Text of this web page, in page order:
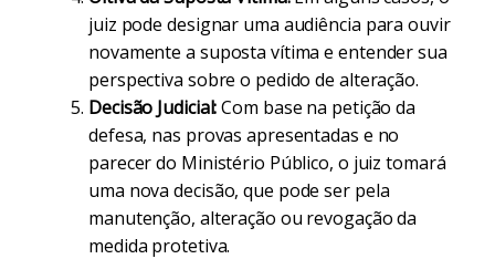
juiz pode designar uma audiência para ouvir
novamente a suposta vítima e entender sua
perspectiva sobre o pedido de alteração.
Decisão Judicial:Com base na petição da
defesa, nas provas apresentadas e no
parecer do Ministério Público, o juiz tomará
uma nova decisão, que pode ser pela
manutenção, alteração ou revogação da
medida protetiva.